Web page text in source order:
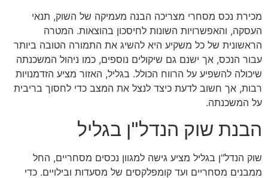
מכירת נכס מסחרי מצריכה הבנה מעמיקה של השוק, תנאי
העסקה, והאפשרויות השונות לחיסכון בהוצאות. המטרה
הראשונית של כל משקיע היא להשיג את התמורה הטובה ביותר
עבור הנכס, אך ישנם גם שיקולים נוספים, כמו ניהול המשכנתה
שיכולה להשפיע על הרווח הכולל. בגליל, האזור מציע הזדמנויות
רבות, אך חשוב לדעת כיצד לנצל את המצב כדי לחסוך בריבית
על המשכנתה.
הבנת שוק הנדל"ן בגליל
שוק הנדל"ן בגליל מציע גישה למגוון נכסים מסחריים, החל
ממבנים מסחריים ועד קומפלקסים של מסעדות ובילויים. כדי